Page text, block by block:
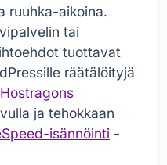
ruuhka-aikoina.
tai
tuottavat
räätälöityjä
Hostragons
ja tehokkaan
isännöinti -